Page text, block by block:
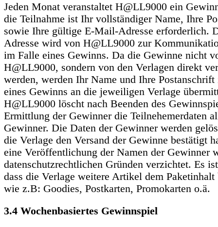
Jeden Monat veranstaltet H@LL9000 ein
die Teilnahme ist Ihr vollständiger Name, Ihre
sowie Ihre gültige E-Mail-Adresse erforderlich.
Adresse wird von H@LL9000 zur
im Falle eines Gewinns. Da die Gewinne nicht
H@LL9000, sondern von den Verlagen direkt
werden, werden Ihr Name und Ihre
eines Gewinns an die jeweiligen Verlage
H@LL9000 löscht nach Beenden des
Ermittlung der Gewinner die Teilnehemerdaten
Gewinner. Die Daten der Gewinner werden
die Verlage den Versand der Gewinne bestätigt
eine Veröffentlichung der Namen der Gewinner
datenschutzrechtlichen Gründen verzichtet. Es
dass die Verlage weitere Artikel dem Paketinhalt
wie z.B: Goodies, Postkarten, Promokarten o.ä.
3.4 Wochenbasiertes Gewinnspiel